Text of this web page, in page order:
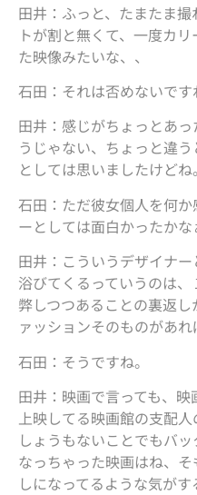
田井：ふっと、たまたま
トが割と無くて、一度カ
た映像みたいな、、
石田：それは否めないです
田井：感じがちょっとあ
うじゃない、ちょっと違
としては思いましたけどね。
石田：ただ彼女個人を何
ーとしては面白かったかな
田井：こういうデザイナ
浴びてくるっていうのは
弊しつつあることの裏返
ァッションそのものがあ
石田：そうですね。
田井：映画で言っても、
上映してる映画館の支配
しょうもないことでもバ
なっちゃった映画はね、
しになってるような気がす